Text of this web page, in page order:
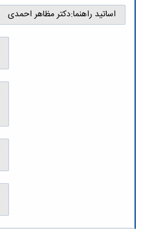
اساتید راهنما:دکتر مظاهر احمدی